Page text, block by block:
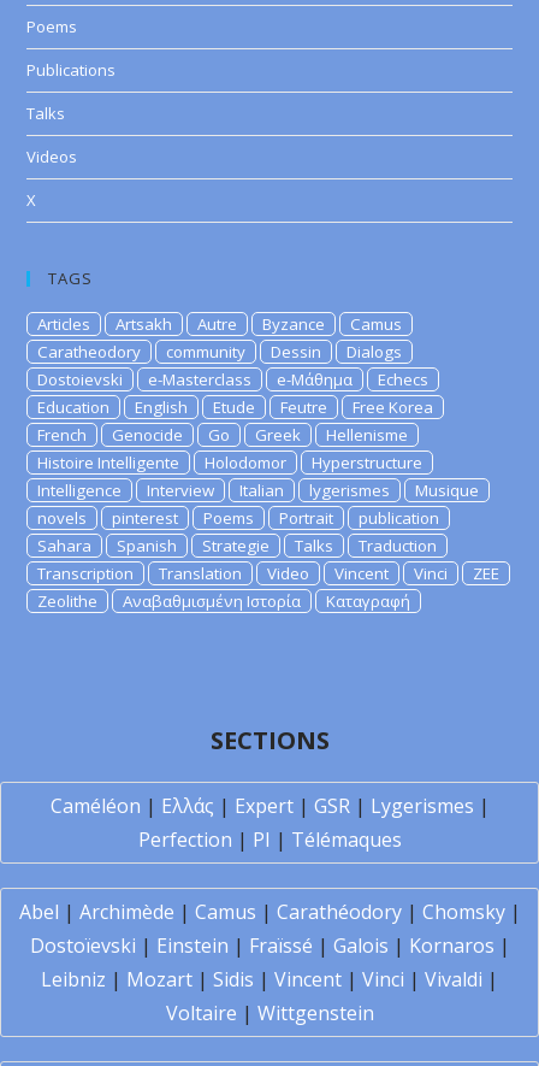
Poems
Publications
Talks
Videos
X
TAGS
Articles Artsakh Autre Byzance
Camus
Caratheodory
community Dessin
Dialogs
Dostoievski
e-Masterclass e-Μάθημα
Echecs
Education
English Etude Feutre
Free Korea
French
Genocide Go Greek
Hellenisme
Histoire Intelligente
Holodomor
Hyperstructure
Intelligence
Interview Italian lygerismes
Musique
novels
pinterest Poems Portrait
publication
Sahara
Spanish Strategie Talks
Traduction
Transcription
Translation Video Vincent Vinci
ZEE
Zeolithe
Αναβαθμισμένη Ιστορία Καταγραφή
SECTIONS
Caméléon | Ελλάς | Expert| GSR| Lygerismes |
Perfection | PI | Télémaques
Abel | Archimède | Camus | Carathéodory| Chomsky|
Dostoïevski | Einstein | Fraïssé | Galois | Kornaros |
Leibniz | Mozart | Sidis | Vincent | Vinci | Vivaldi |
Voltaire | Wittgenstein